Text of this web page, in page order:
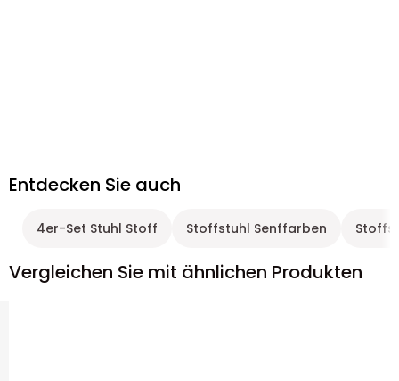
Entdecken Sie auch
4er-Set Stuhl Stoff Stoffstuhl Senffarben
Vergleichen Sie mit ähnlichen Produkten